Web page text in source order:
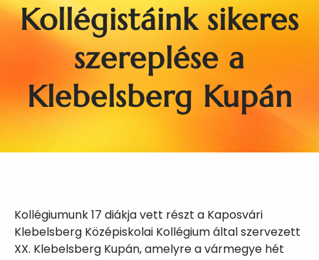
Kollégistáink sikeres
szereplése a
Klebelsberg Kupán
Kollégiumunk 17 diákja vett részt a Kaposvári
Klebelsberg Középiskolai Kollégium által szervezett
XX. Klebelsberg Kupán, amelyre a vármegye hét